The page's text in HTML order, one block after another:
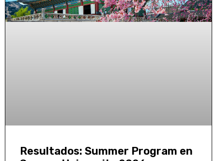
Resultados: Summer Program en